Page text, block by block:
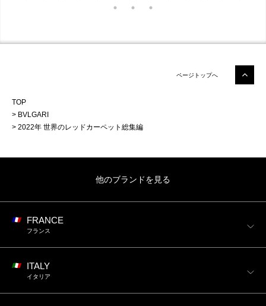
ページトップへ
TOP
BVLGARI
2022年 世界のレッドカーペット総集編
他のブランドを見る
FRANCE
フランス
ITALY
イタリア